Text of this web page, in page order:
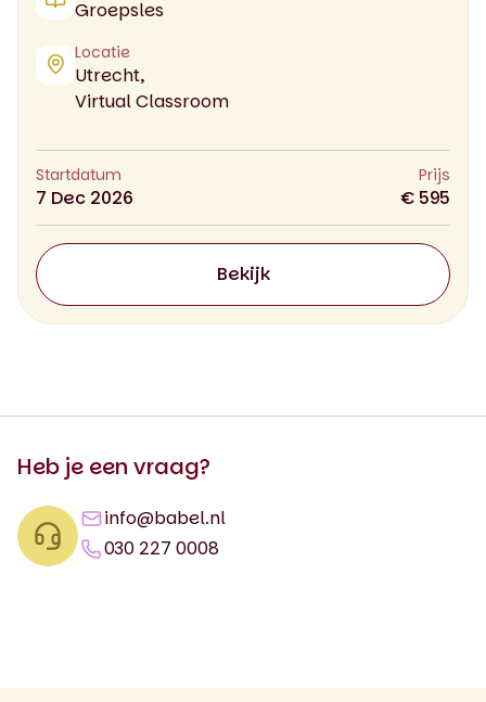
Groepsles
Locatie
Utrecht,
Virtual Classroom
Startdatum
7 Dec 2026
Prijs
€ 595
Bekijk
Heb je een vraag?
info@babel.nl
030 227 0008